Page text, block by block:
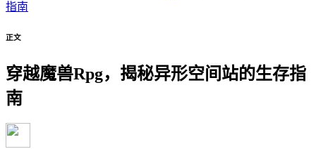
指南
正文
穿越魔兽Rpg，揭秘异形空间站的生存指
南